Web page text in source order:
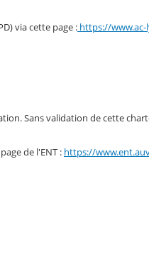
via cette page : https://
Sans validation de cette
de l'ENT : https://